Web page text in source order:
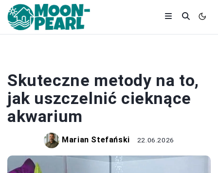
Skuteczne metody na to,
jak uszczelnić cieknące
akwarium
Marian Stefański 22.06.2026